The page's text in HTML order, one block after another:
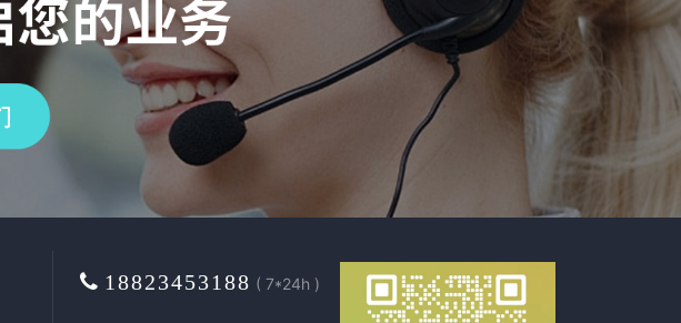
18823453188 ( 7*24h )